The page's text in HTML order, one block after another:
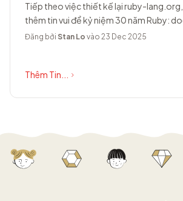
Tiếp theo việc thiết kế lại ruby-
thêm tin vui để kỷ niệm 30 năm Ruby:
lang.org có diện mạo hoàn toàn...
Đăng bởi Stan Lo vào 23 Dec 2025
Thêm Tin...